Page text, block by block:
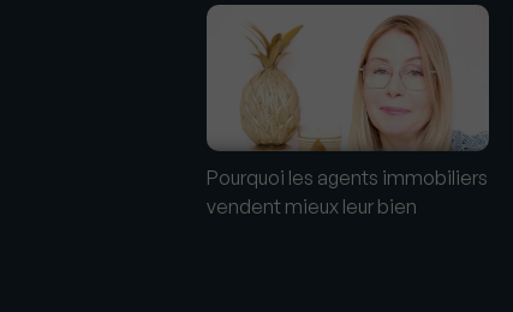
Pourquoi les agents immobiliers
vendent mieux leur bien